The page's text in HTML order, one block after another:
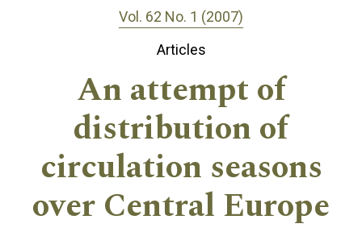
Vol. 62 No. 1 (2007)
Articles
An attempt of
distribution of
circulation seasons
over Central Europe